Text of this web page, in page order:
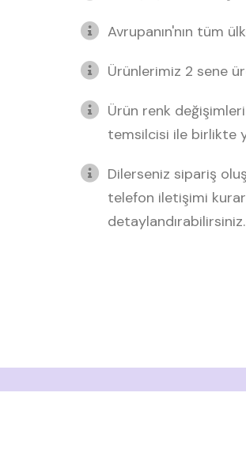
Avrupanın'nın tüm
Ürünlerimiz 2 sene
Ürün renk
temsilcisi ile birlikte
Dilerseniz sipariş
telefon iletişimi
detaylandırabilirsiniz.